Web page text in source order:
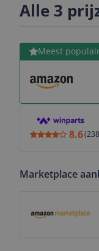
Alle 3
Meest
Bekijk product
8.6(
Marketplace